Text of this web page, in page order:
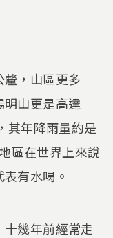
，山區更多
明山更是高達
其年降雨量約是
區在世界上來說
有水喝。
幾年前經常走